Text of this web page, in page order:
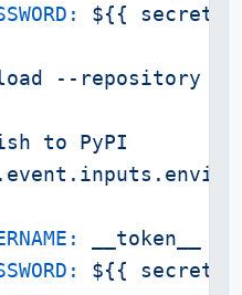
${{
to
PyPI
__token__
${{